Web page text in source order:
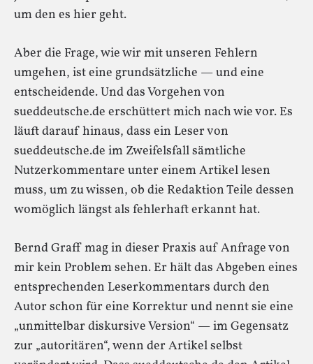
um den es hier geht.
Aber die Frage, wie wir mit unseren Fehlern
umgehen, ist eine grundsätzliche — und eine
entscheidende. Und das Vorgehen von
sueddeutsche.de erschüttert mich nach wie vor. Es
läuft darauf hinaus, dass ein Leser von
sueddeutsche.de im Zweifelsfall sämtliche
Nutzerkommentare unter einem Artikel lesen
muss, um zu wissen, ob die Redaktion Teile dessen
womöglich längst als fehlerhaft erkannt hat.
Bernd Graff mag in dieser Praxis auf Anfrage von
mir kein Problem sehen. Er hält das Abgeben eines
entsprechenden Leserkommentars durch den
Autor schon für eine Korrektur und nennt sie eine
„unmittelbar diskursive Version“ — im Gegensatz
zur „autoritären“, wenn der Artikel selbst